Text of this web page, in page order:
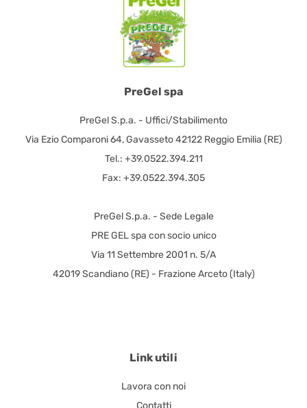
PreGel spa
PreGel S.p.a. - Uffici/Stabilimento
Via Ezio Comparoni 64, Gavasseto 42122 Reggio Emilia (RE)
Tel.: +39.0522.394.211
Fax: +39.0522.394.305
PreGel S.p.a. - Sede Legale
PRE GEL spa con socio unico
Via 11 Settembre 2001 n. 5/A
42019 Scandiano (RE) - Frazione Arceto (Italy)
Link utili
Lavora con noi